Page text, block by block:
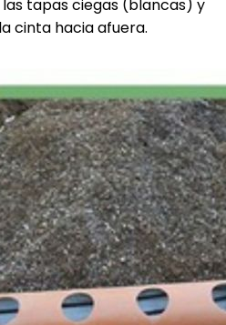
tapas ciegas (blancas) y
cinta hacia afuera.